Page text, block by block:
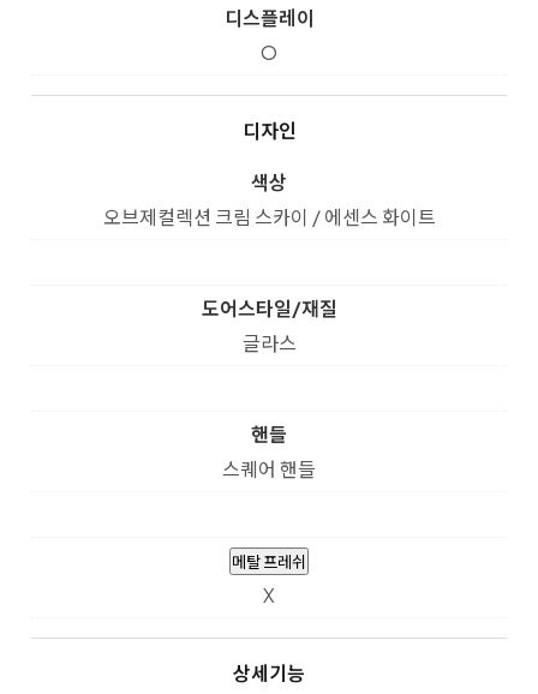
디스플레이
O
디자인
색상
오브제컬렉션 크림 스카이 / 에센스 화이트
도어스타일/재질
글라스
핸들
스퀘어 핸들
메탈 프레쉬
X
상세기능